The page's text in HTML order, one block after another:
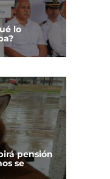
lo
pensión
se